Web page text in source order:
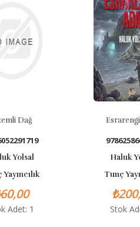
1
Esrarengiz Ada
9786258668155
Haluk Yolsal
Tunç Yayıncılık
₺200,00
Stok Adet: 0